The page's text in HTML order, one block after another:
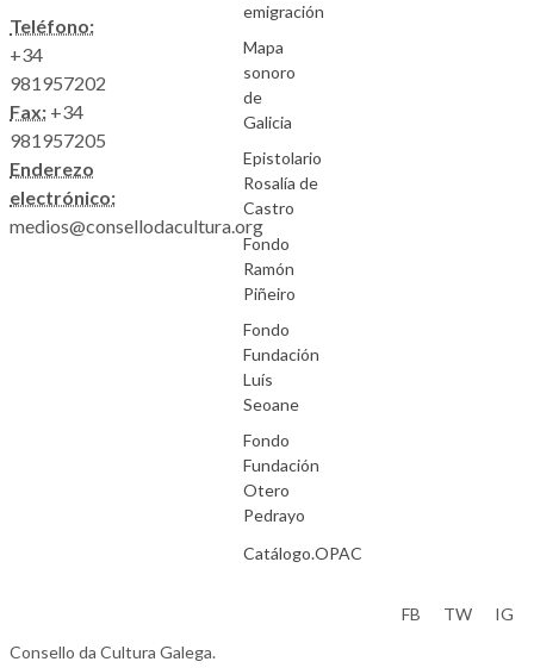
Teléfono:
+34
981957202
Fax: +34
981957205
Enderezo
electrónico:
medios@consellodacultura.org
emigración
Mapa
sonoro
de
Galicia
Epistolario
Rosalía de
Castro
Fondo
Ramón
Piñeiro
Fondo
Fundación
Luís
Seoane
Fondo
Fundación
Otero
Pedrayo
Catálogo.OPAC
Consello da Cultura Galega.
FB TW IG